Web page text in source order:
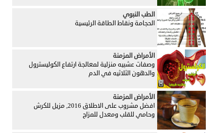
الطب النبوي
الحجامة ونقاط الطاقة الرئيسية
الأمراض المزمنة
وصفات عشبيه منزلية لمعالجة ارتفاع الكوليسترول
والدهون الثلاثيه في الدم
الأمراض المزمنة
افضل مشروب على الاطلاق 2016, مزيل للكرش
وحامي للقلب ومعدل للمزاج